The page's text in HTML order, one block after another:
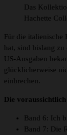
Das
Hachette
Für die italienische
hat, sind bislang zu
US-Ausgaben
glücklicherweise
einbrechen.
Die
Band 6: Ich
Band 7: Die